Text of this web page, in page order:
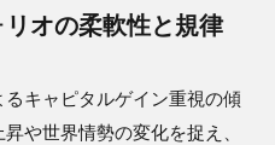
オの柔軟性と規律
キャピタルゲイン重視の傾
や世界情勢の変化を捉え、